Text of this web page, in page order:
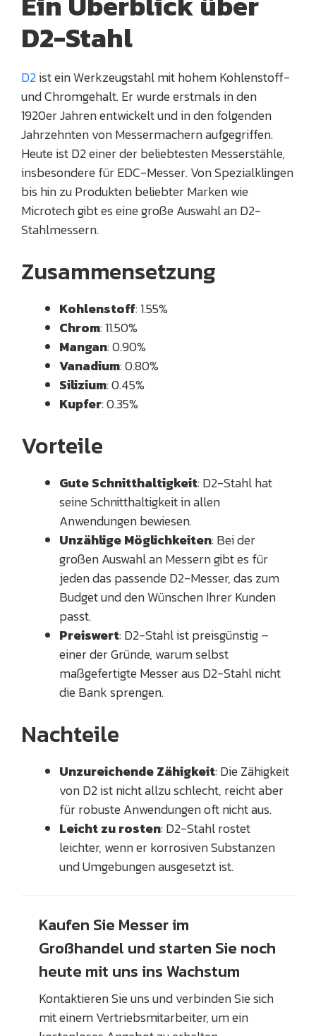
D2-Stahl
D2ist ein Werkzeugstahl mit hohem Kohlenstoff-
und Chromgehalt. Er wurde erstmals in den
1920er Jahren entwickelt und in den folgenden
Jahrzehnten von Messermachern aufgegriffen.
Heute ist D2 einer der beliebtesten Messerstähle,
insbesondere für EDC-Messer. Von Spezialklingen
bis hin zu Produkten beliebter Marken wie
Microtech gibt es eine große Auswahl an D2-
Stahlmessern.
Zusammensetzung
Kohlenstoff: 1.55%
Chrom: 11.50%
Mangan: 0.90%
Vanadium: 0.80%
Silizium: 0.45%
Kupfer: 0.35%
Vorteile
Gute Schnitthaltigkeit: D2-Stahl hat
seine Schnitthaltigkeit in allen
Anwendungen bewiesen.
Unzählige Möglichkeiten: Bei der
großen Auswahl an Messern gibt es für
jeden das passende D2-Messer, das zum
Budget und den Wünschen Ihrer Kunden
passt.
Preiswert: D2-Stahl ist preisgünstig –
einer der Gründe, warum selbst
maßgefertigte Messer aus D2-Stahl nicht
die Bank sprengen.
Nachteile
Unzureichende Zähigkeit: Die Zähigkeit
von D2 ist nicht allzu schlecht, reicht aber
für robuste Anwendungen oft nicht aus.
Leicht zu rosten: D2-Stahl rostet
leichter, wenn er korrosiven Substanzen
und Umgebungen ausgesetzt ist.
Kaufen Sie Messer im
Großhandel und starten Sie noch
heute mit uns ins Wachstum
Kontaktieren Sie uns und verbinden Sie sich
mit einem Vertriebsmitarbeiter, um ein